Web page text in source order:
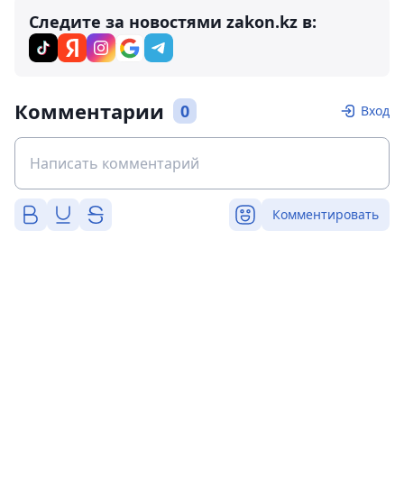
Следите за новостями zakon.kz в:
Комментарии 0 Вход
Комментировать